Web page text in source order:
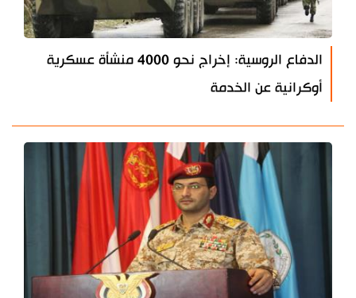
الدفاع الروسية: إخراج نحو 4000 منشأة عسكرية
أوكرانية عن الخدمة